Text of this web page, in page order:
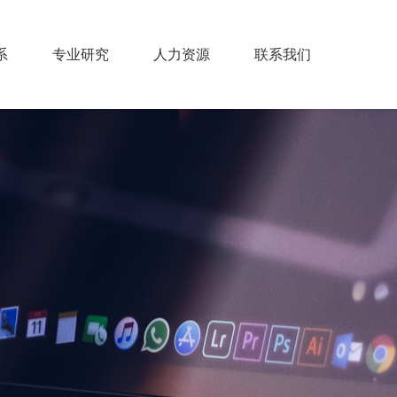
专业研究 人力资源 联系我们